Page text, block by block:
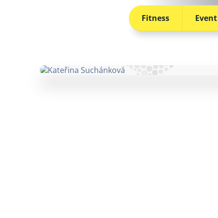
Fitness